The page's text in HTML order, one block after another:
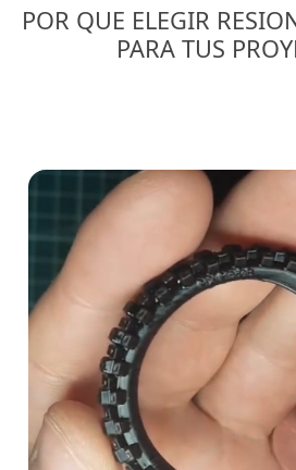
POR QUE ELEGIR
PARA TUS